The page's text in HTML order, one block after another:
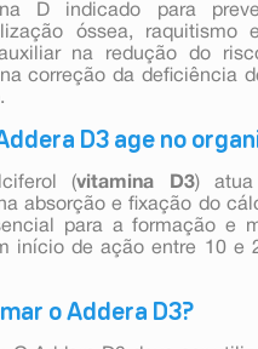
D indicado para
óssea, raquitismo
na redução do
correção da deficiência
D3 age no
(vitamina D3) atua
absorção e fixação do
para a formação e
início de ação entre 10 e
o Addera D3?